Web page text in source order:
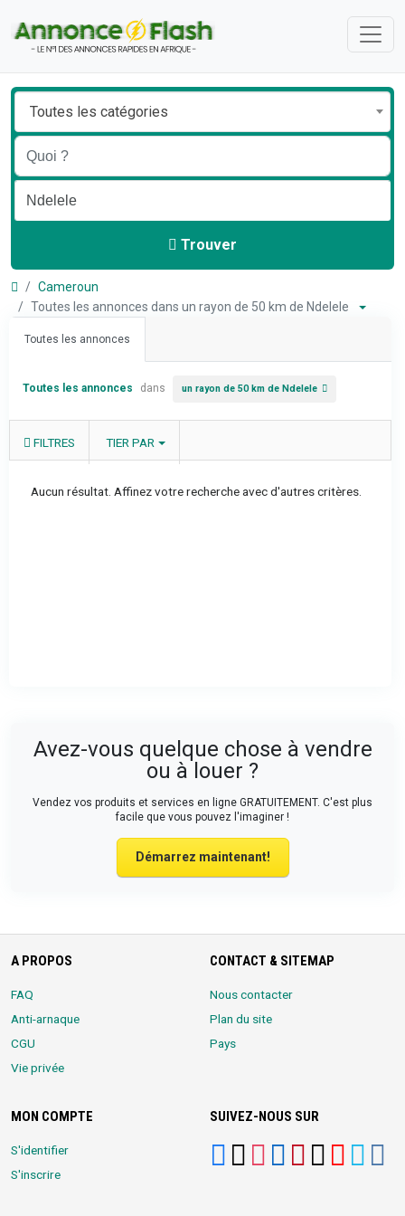
Toutes les catégories
Trouver
Cameroun
Toutes les annonces dans un rayon de 50 km de Ndelele
Toutes les annonces
Toutes les annonces dans un rayon de 50 km de Ndelele
FILTRES TIER PAR
Aucun résultat. Affinez votre recherche avec d'autres critères.
Avez-vous quelque chose à vendre
ou à louer ?
Vendez vos produits et services en ligne GRATUITEMENT. C'est plus
facile que vous pouvez l'imaginer !
Démarrez maintenant!
A PROPOS
FAQ
Anti-arnaque
CGU
Vie privée
CONTACT & SITEMAP
Nous contacter
Plan du site
Pays
MON COMPTE
S'identifier
S'inscrire
SUIVEZ-NOUS SUR